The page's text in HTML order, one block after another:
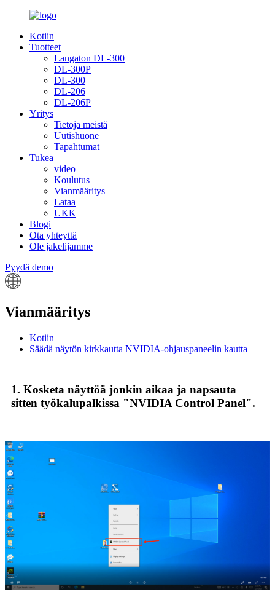
Kotiin
Tuotteet
Langaton DL-300
DL-300P
DL-300
DL-206
DL-206P
Yritys
Tietoja meistä
Uutishuone
Tapahtumat
Tukea
video
Koulutus
Vianmääritys
Lataa
UKK
Blogi
Ota yhteyttä
Ole jakelijamme
Pyydä demo
Vianmääritys
Kotiin
Säädä näytön kirkkautta NVIDIA-ohjauspaneelin kautta
1. Kosketa näyttöä jonkin aikaa ja napsauta
sitten työkalupalkissa "NVIDIA Control Panel".